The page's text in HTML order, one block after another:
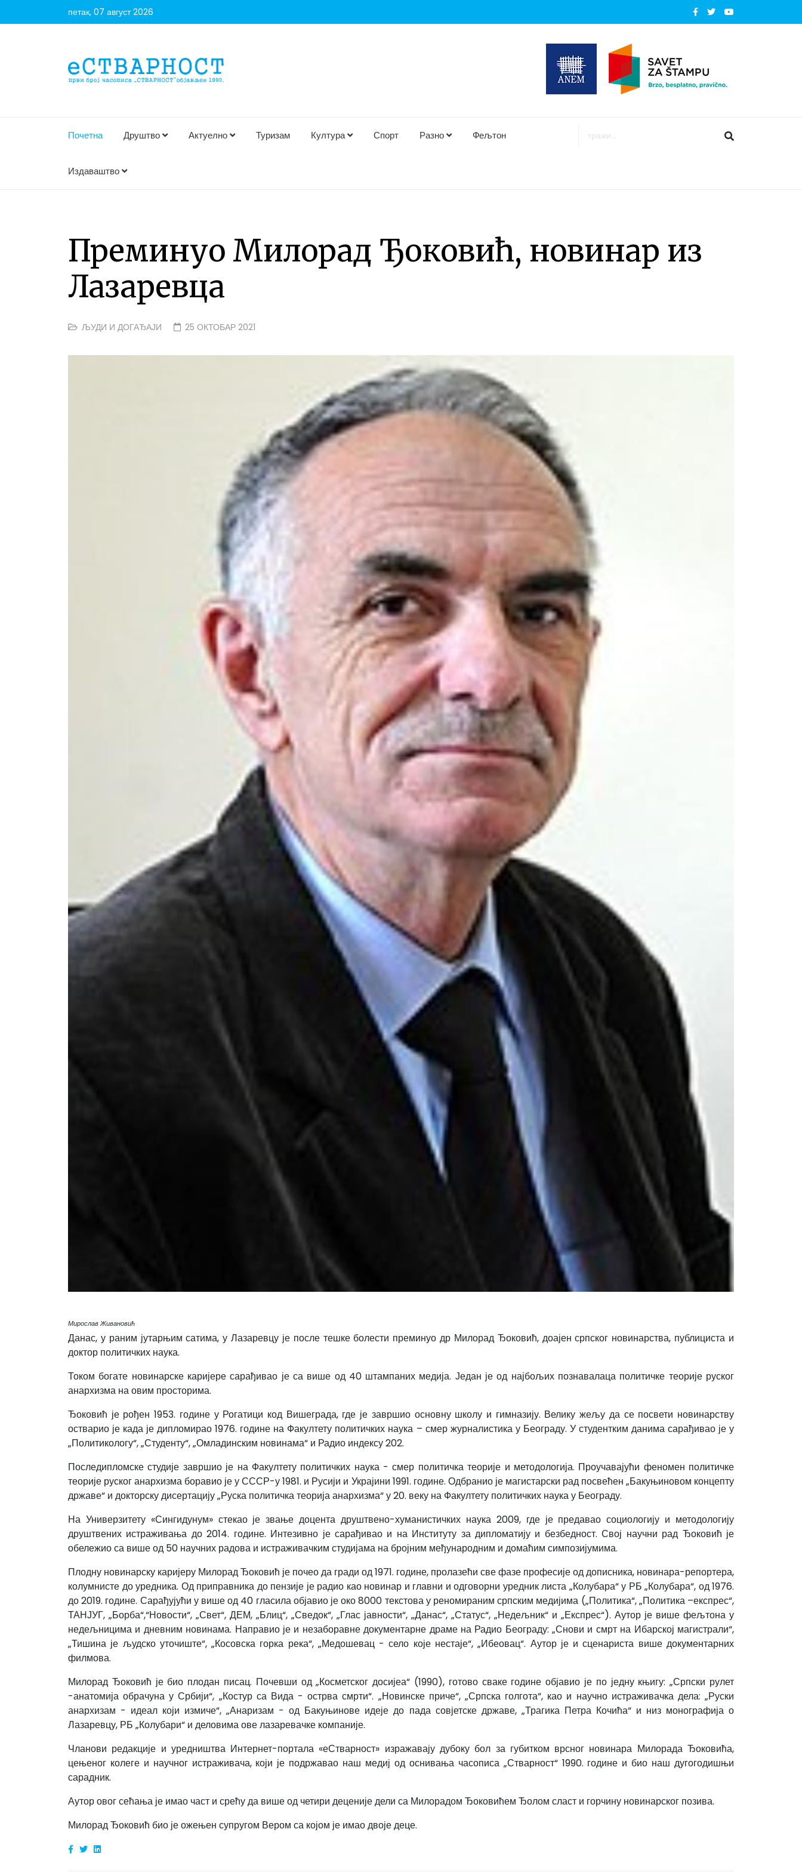
петак, 07 август 2026
Почетна Друштво Актуелно Туризам Култура Спорт Разно Фељтон
Издаваштво
Преминуо Милорад Ђоковић, новинар из
Лазаревца
ЉУДИ И ДОГАЂАЈИ 25 ОКТОБАР 2021
Мирослав Живановић
Данас, у раним јутарњим сатима, у Лазаревцу је после тешке болести преминуо др Милорад Ђоковић, доајен српског новинарства, публициста и
доктор политичких наука.
Током богате новинарске каријере сарађивао је са више од 40 штампаних медија. Један је од најбољих познавалаца политичке теорије руског
анархизма на овим просторима.
Ђоковић је рођен 1953. године у Рогатици код Вишеграда, где је завршио основну школу и гимназију. Велику жељу да се посвети новинарству
остварио је када је дипломирао 1976. године на Факултету политичких наука – смер журналистика у Београду. У студентким данима сарађивао је у
„Политикологу“, „Студенту“, „Омладинским новинама“ и Радио индексу 202.
Последипломске студије завршио је на Факултету политичких наука - смер политичка теорије и методологија. Проучавајући феномен политичке
теорије руског анархизма боравио је у СССР-у 1981. и Русији и Украјини 1991. године. Одбранио је магистарски рад посвећен „Бакуњиновом концепту
државе“ и докторску дисертацију „Руска политичка теорија анархизма“ у 20. веку на Факултету политичких наука у Београду.
На Универзитету «Сингидунум» стекао је звање доцента друштвено-хуманистичких наука 2009, где је предавао социологију и методологију
друштвених истраживања до 2014. године. Интезивно је сарађивао и на Институту за дипломатију и безбедност. Свој научни рад Ђоковић је
обележио са више од 50 научних радова и истраживачким студијама на бројним међународним и домаћим симпозијумима.
Плодну новинарску каријеру Милорад Ђоковић је почео да гради од 1971. године, пролазећи све фазе професије од дописника, новинара-репортера,
колумнисте до уредника. Од приправника до пензије је радио као новинар и главни и одговорни уредник листа „Колубара“ у РБ „Колубара“, од 1976.
до 2019. године. Сарађујући у више од 40 гласила објавио је око 8000 текстова у реномираним српским медијима („Политика“, „Политика –експрес“,
ТАНЈУГ, „Борба“,“Новости“, „Свет“, ДЕМ, „Блиц“, „Сведок“, „Глас јавности“, „Данас“, „Статус“, „Недељник“ и „Експрес“). Аутор је више фељтона у
недељницима и дневним новинама. Направио је и незаборавне документарне драме на Радио Београду: „Снови и смрт на Ибарској магистрали“,
„Тишина је људско уточиште“, „Косовска горка река“, „Медошевац - село које нестаје“, „Ибеовац“. Аутор је и сценариста више документарних
филмова.
Милорад Ђоковић је био плодан писац. Почевши од „Косметског досијеа“ (1990), готово сваке године објавио је по једну књигу: „Српски рулет
-анатомија обрачуна у Србији“, „Костур са Вида - острва смрти“. „Новинске приче“, „Српска голгота“, као и научно истраживачка дела: „Руски
анархизам - идеал који измиче“, „Анаризам - од Бакуњинове идеје до пада совјетске државе, „Трагика Петра Кочића“ и низ монографија о
Лазаревцу, РБ „Колубари“ и деловима ове лазаревачке компаније.
Чланови редакције и уредништва Интернет-портала «еСтварност» изражавају дубоку бол за губитком врсног новинара Милорада Ђоковића,
цењеног колеге и научног истраживача, који је подржавао наш медиј од оснивања часописа „Стварност“ 1990. године и био наш дугогодишњи
сарадник.
Аутор овог сећања је имао част и срећу да више од четири деценије дели са Милорадом Ђоковићем Ђолом сласт и горчину новинарског позива.
Милорад Ђоковић био је ожењен супругом Вером са којом је имао двоје деце.